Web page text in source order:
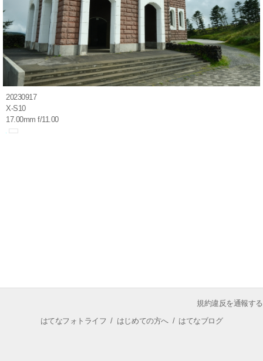
20230917
X-S10
17.00mm f/11.00
規約違反を通報する
はてなフォトライフ / はじめての方へ/ はてなブログ